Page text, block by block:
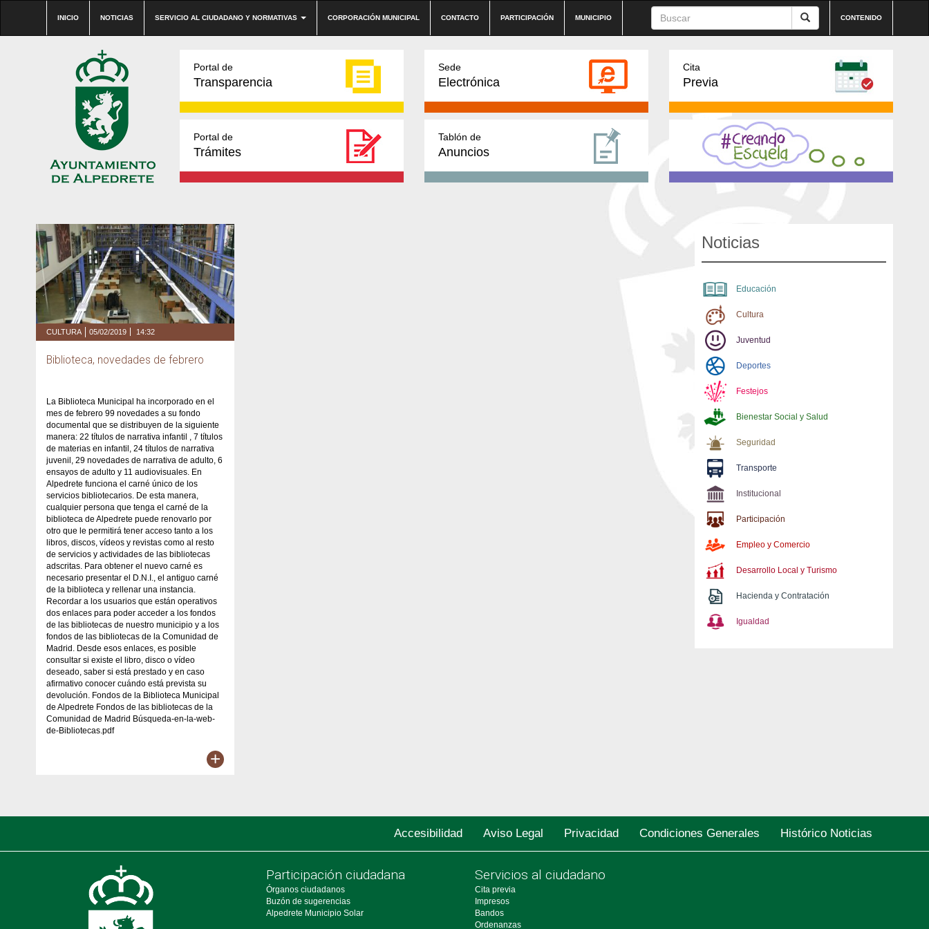
INICIO NOTICIAS SERVICIO AL CIUDADANO Y NORMATIVAS CORPORACIÓN MUNICIPAL CONTACTO PARTICIPACIÓN MUNICIPIO CONTENIDO
Portal de
Transparencia
Sede
Electrónica
Cita
Previa
Portal de
Trámites
Tablón de
Anuncios
CULTURA 05/02/2019 14:32
Biblioteca, novedades de febrero
La Biblioteca Municipal ha incorporado en el
mes de febrero 99 novedades a su fondo
documental que se distribuyen de la siguiente
manera: 22 títulos de narrativa infantil , 7 títulos
de materias en infantil, 24 títulos de narrativa
juvenil, 29 novedades de narrativa de adulto, 6
ensayos de adulto y 11 audiovisuales. En
Alpedrete funciona el carné único de los
servicios bibliotecarios. De esta manera,
cualquier persona que tenga el carné de la
biblioteca de Alpedrete puede renovarlo por
otro que le permitirá tener acceso tanto a los
libros, discos, vídeos y revistas como al resto
de servicios y actividades de las bibliotecas
adscritas. Para obtener el nuevo carné es
necesario presentar el D.N.I., el antiguo carné
de la biblioteca y rellenar una instancia.
Recordar a los usuarios que están operativos
dos enlaces para poder acceder a los fondos
de las bibliotecas de nuestro municipio y a los
fondos de las bibliotecas de la Comunidad de
Madrid. Desde esos enlaces, es posible
consultar si existe el libro, disco o vídeo
deseado, saber si está prestado y en caso
afirmativo conocer cuándo está prevista su
devolución. Fondos de la Biblioteca Municipal
de Alpedrete Fondos de las bibliotecas de la
Comunidad de Madrid Búsqueda-en-la-web-
de-Bibliotecas.pdf
+
Noticias
Educación
Cultura
Juventud
Deportes
Festejos
Bienestar Social y Salud
Seguridad
Transporte
Institucional
Participación
Empleo y Comercio
Desarrollo Local y Turismo
Hacienda y Contratación
Igualdad
Accesibilidad Aviso Legal Privacidad Condiciones Generales Histórico Noticias
Participación ciudadana
Órganos ciudadanos
Buzón de sugerencias
Alpedrete Municipio Solar
Servicios al ciudadano
Cita previa
Impresos
Bandos
Ordenanzas